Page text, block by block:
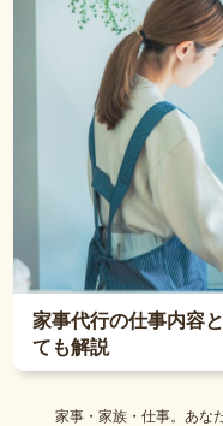
家事代行の仕事内容
ても解説
家事・家族・仕事。あな